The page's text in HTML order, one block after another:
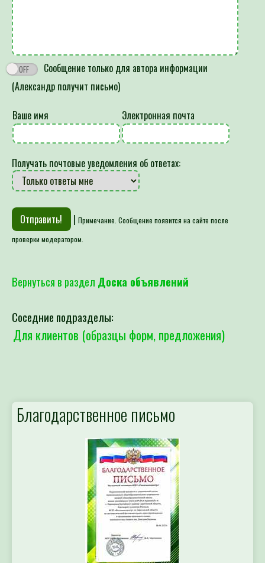
Сообщение только для автора информации
(Александр получит письмо)
Ваше имя Электронная почта
Получать почтовые уведомления об ответах:
| Примечание. Сообщение появится на сайте после
проверки модератором.
Вернуться в раздел Доска объявлений
Соседние подразделы:
Для клиентов (образцы форм, предложения)
Благодарственное письмо